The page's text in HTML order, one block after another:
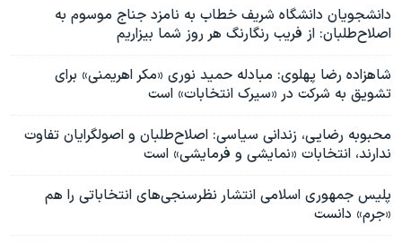
دانشجویان دانشگاه شریف خطاب به نامزد جناج موسوم به
اصلاح‌طلبان: از فریب رنگارنگ هر روز شما بیزاریم
شاهزاده رضا پهلوی: مبادله حمید نوری «مکر اهریمنی» برای
تشویق به شرکت در «سیرک انتخابات» است
محبوبه رضایی، زندانی سیاسی: اصلاح‌طلبان و اصولگرایان تفاوت
ندارند، انتخابات «نمایشی و فرمایشی» است
پلیس جمهوری اسلامی انتشار نظرسنجی‌های انتخاباتی را هم
«جرم» دانست